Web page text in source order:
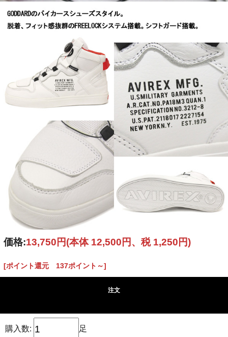
価格:13,750円(本体 12,500円、税 1,250円)
[ポイント還元 137ポイント～]
注文
購入数: 足